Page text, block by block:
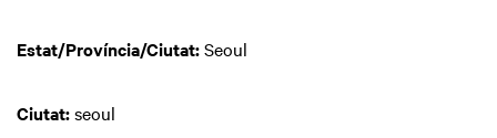
Estat/Província/Ciutat:Seoul
Ciutat:seoul